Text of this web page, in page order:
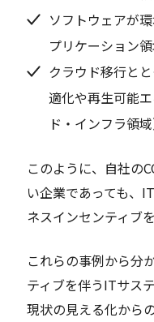
ソフトウェアが
プリケーション領
クラウド移行と
適化や再生可能
ド・インフラ領域
このように、自社の
い企業であっても、
ネスインセンティブ
これらの事例から分
ティブを伴うITサス
現状の見える化から